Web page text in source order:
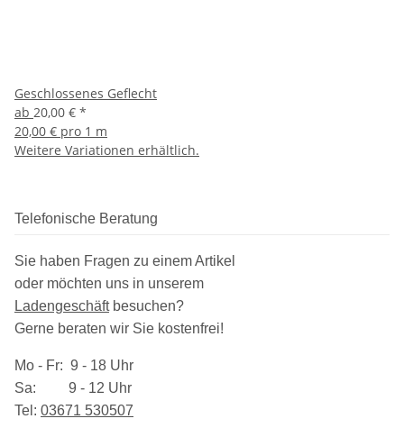
Geschlossenes Geflecht
ab 20,00 € *
20,00 € pro 1 m
Weitere Variationen erhältlich.
Telefonische Beratung
Sie haben Fragen zu einem Artikel
oder möchten uns in unserem
Ladengeschäftbesuchen?
Gerne beraten wir Sie kostenfrei!
Mo - Fr: 9 - 18 Uhr
Sa: 9 - 12 Uhr
Tel: 03​671 530507